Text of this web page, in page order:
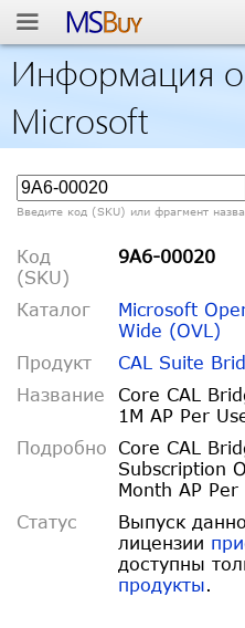
Информация
Microsoft
Введите код (SKU) или фрагмент
Код
(SKU)
9A6-00020
Каталог
Microsoft
Wide (OVL)
Продукт
CAL Suite
Название
Core CAL
1M AP Per
Подробно
Core CAL
Subscription
Month AP Per
Статус
Выпуск
лицензии
доступны
продукты.